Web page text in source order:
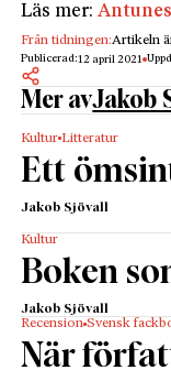
Läs mer:
Från tidningen:Artikeln
Publicerad:12 april 2021
Mer avJakob
Kultur Litteratur
Ett
Jakob Sjövall
Kultur
Boken
Jakob Sjövall
Recension Svensk
När